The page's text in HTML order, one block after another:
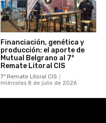
Financiación, genética y
producción: el aporte de
Mutual Belgrano al 7°
Remate Litoral CIS
7° Remate Litoral CIS
miércoles 8 de julio de 2026